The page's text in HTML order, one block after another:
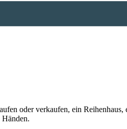
oder verkaufen, ein